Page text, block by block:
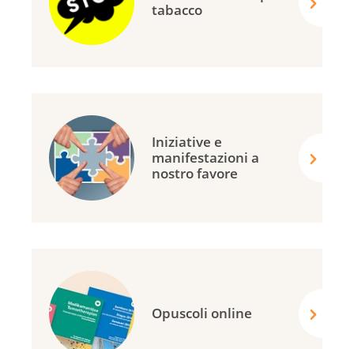
tabacco
Iniziative e
manifestazioni a
nostro favore
Opuscoli online